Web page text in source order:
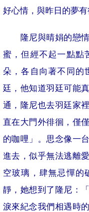
好心情，與昨日的夢有
隆尼與晴娟的戀情
蜜，但經不起一點點
朵，各自向著不同的
廷，他知道羽廷可能
通，隆尼也去羽廷家
直在大門外徘徊，僅
的咖哩」。思念像一
進去，似乎無法逃離
空玻璃，肆無忌憚的
靜，她想到了隆尼：
淚來紀念我們相遇時